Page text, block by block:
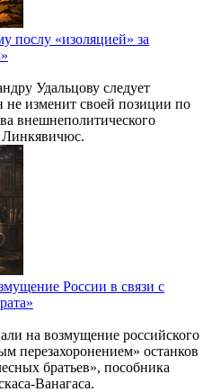
послу «изоляцией» за
Удальцову следует
не изменит своей позиции по
внешнеполитического
Линкявичюс.
России в связи с
на возмущение российского
перезахоронением» останков
братьев», пособника
Ванагаса.